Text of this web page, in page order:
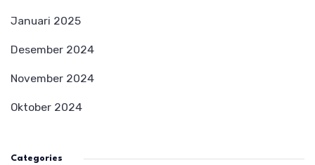
Januari 2025
Desember 2024
November 2024
Oktober 2024
Categories